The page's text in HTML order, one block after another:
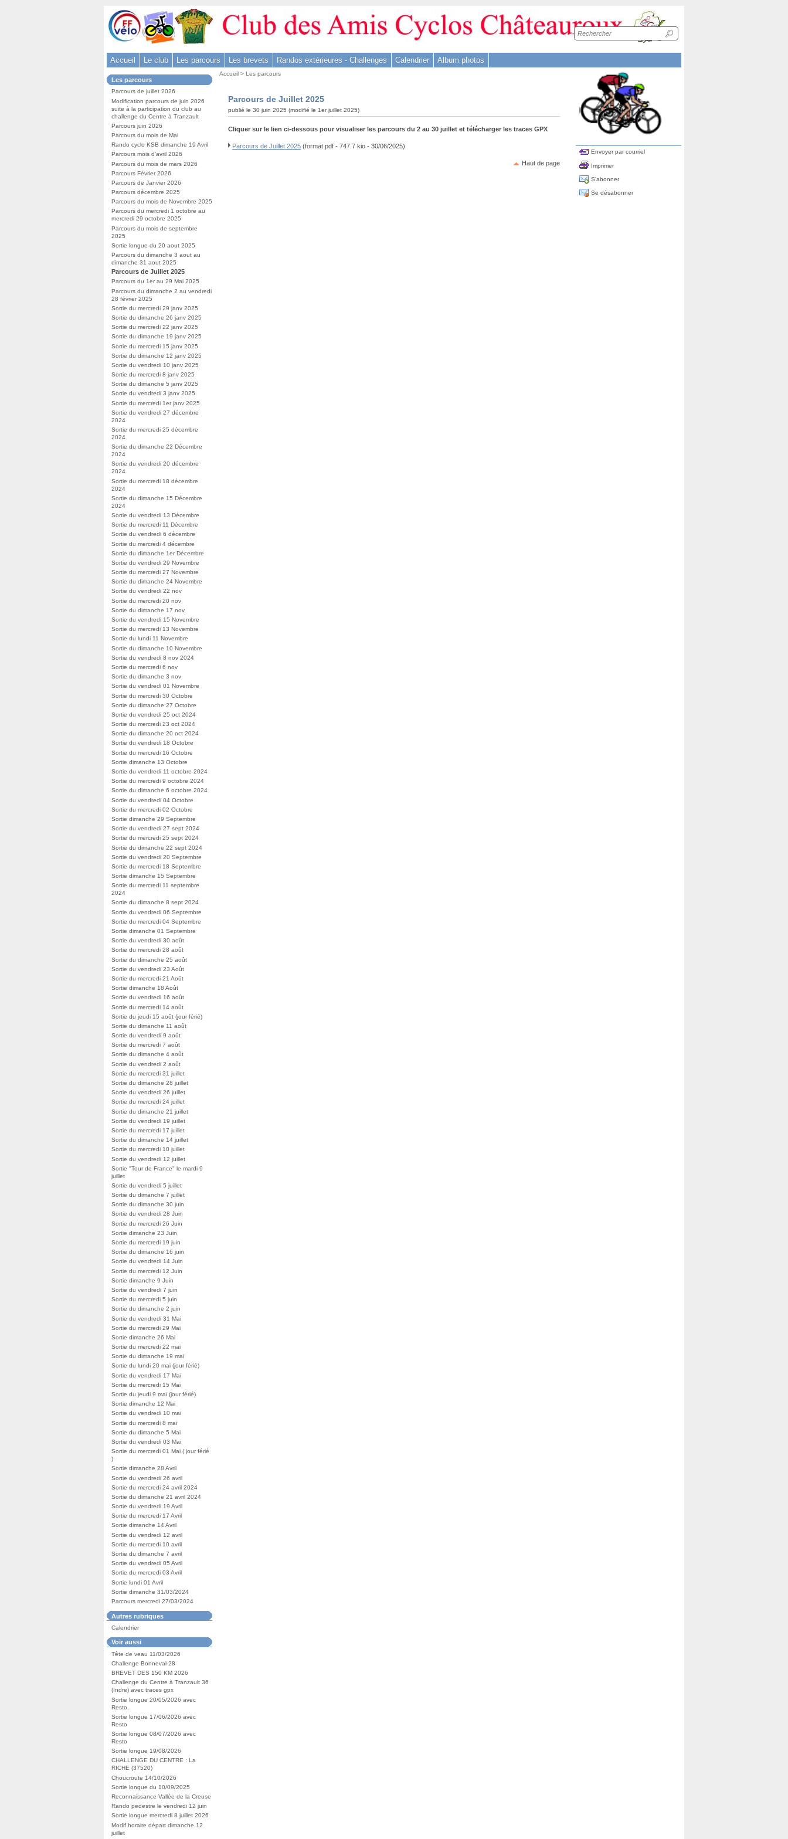
Recherche
sur
site
Accueil Le club Les parcours Les brevets Randos extérieures - Challenges Calendrier Album photos
Dans
la
rubrique
:
Les parcours
Parcours de juillet 2026
Modification parcours de juin 2026
suite à la participation du club au
challenge du Centre à Tranzault
Parcours juin 2026
Parcours du mois de Mai
Rando cyclo KSB dimanche 19 Avril
Parcours mois d’avril 2026
Parcours du mois de mars 2026
Parcours Février 2026
Parcours de Janvier 2026
Parcours décembre 2025
Parcours du mois de Novembre 2025
Parcours du mercredi 1 octobre au
mercredi 29 octobre 2025
Parcours du mois de septembre
2025
Sortie longue du 20 aout 2025
Parcours du dimanche 3 aout au
dimanche 31 aout 2025
Parcours de Juillet 2025
Parcours du 1er au 29 Mai 2025
Parcours du dimanche 2 au vendredi
28 février 2025
Sortie du mercredi 29 janv 2025
Sortie du dimanche 26 janv 2025
Sortie du mercredi 22 janv 2025
Sortie du dimanche 19 janv 2025
Sortie du mercredi 15 janv 2025
Sortie du dimanche 12 janv 2025
Sortie du vendredi 10 janv 2025
Sortie du mercredi 8 janv 2025
Sortie du dimanche 5 janv 2025
Sortie du vendredi 3 janv 2025
Sortie du mercredi 1er janv 2025
Sortie du vendredi 27 décembre
2024
Sortie du mercredi 25 décembre
2024
Sortie du dimanche 22 Décembre
2024
Sortie du vendredi 20 décembre
2024
Sortie du mercredi 18 décembre
2024
Sortie du dimanche 15 Décembre
2024
Sortie du vendredi 13 Décembre
Sortie du mercredi 11 Décembre
Sortie du vendredi 6 décembre
Sortie du mercredi 4 décembre
Sortie du dimanche 1er Décembre
Sortie du vendredi 29 Novembre
Sortie du mercredi 27 Novembre
Sortie du dimanche 24 Novembre
Sortie du vendredi 22 nov
Sortie du mercredi 20 nov
Sortie du dimanche 17 nov
Sortie du vendredi 15 Novembre
Sortie du mercredi 13 Novembre
Sortie du lundi 11 Novembre
Sortie du dimanche 10 Novembre
Sortie du vendredi 8 nov 2024
Sortie du mercredi 6 nov
Sortie du dimanche 3 nov
Sortie du vendredi 01 Novembre
Sortie du mercredi 30 Octobre
Sortie du dimanche 27 Octobre
Sortie du vendredi 25 oct 2024
Sortie du mercredi 23 oct 2024
Sortie du dimanche 20 oct 2024
Sortie du vendredi 18 Octobre
Sortie du mercredi 16 Octobre
Sortie dimanche 13 Octobre
Sortie du vendredi 11 octobre 2024
Sortie du mercredi 9 octobre 2024
Sortie du dimanche 6 octobre 2024
Sortie du vendredi 04 Octobre
Sortie du mercredi 02 Octobre
Sortie dimanche 29 Septembre
Sortie du vendredi 27 sept 2024
Sortie du mercredi 25 sept 2024
Sortie du dimanche 22 sept 2024
Sortie du vendredi 20 Septembre
Sortie du mercredi 18 Septembre
Sortie dimanche 15 Septembre
Sortie du mercredi 11 septembre
2024
Sortie du dimanche 8 sept 2024
Sortie du vendredi 06 Septembre
Sortie du mercredi 04 Septembre
Sortie dimanche 01 Septembre
Sortie du vendredi 30 août
Sortie du mercredi 28 août
Sortie du dimanche 25 août
Sortie du vendredi 23 Août
Sortie du mercredi 21 Août
Sortie dimanche 18 Août
Sortie du vendredi 16 août
Sortie du mercredi 14 août
Sortie du jeudi 15 août (jour férié)
Sortie du dimanche 11 août
Sortie du vendredi 9 août
Sortie du mercredi 7 août
Sortie du dimanche 4 août
Sortie du vendredi 2 août
Sortie du mercredi 31 juillet
Sortie du dimanche 28 juillet
Sortie du vendredi 26 juillet
Sortie du mercredi 24 juillet
Sortie du dimanche 21 juillet
Sortie du vendredi 19 juillet
Sortie du mercredi 17 juillet
Sortie du dimanche 14 juillet
Sortie du mercredi 10 juillet
Sortie du vendredi 12 juillet
Sortie "Tour de France" le mardi 9
juillet
Sortie du vendredi 5 juillet
Sortie du dimanche 7 juillet
Sortie du dimanche 30 juin
Sortie du vendredi 28 Juin
Sortie du mercredi 26 Juin
Sortie dimanche 23 Juin
Sortie du mercredi 19 juin
Sortie du dimanche 16 juin
Sortie du vendredi 14 Juin
Sortie du mercredi 12 Juin
Sortie dimanche 9 Juin
Sortie du vendredi 7 juin
Sortie du mercredi 5 juin
Sortie du dimanche 2 juin
Sortie du vendredi 31 Mai
Sortie du mercredi 29 Mai
Sortie dimanche 26 Mai
Sortie du mercredi 22 mai
Sortie du dimanche 19 mai
Sortie du lundi 20 mai (jour férié)
Sortie du vendredi 17 Mai
Sortie du mercredi 15 Mai
Sortie du jeudi 9 mai (jour férié)
Sortie dimanche 12 Mai
Sortie du vendredi 10 mai
Sortie du mercredi 8 mai
Sortie du dimanche 5 Mai
Sortie du vendredi 03 Mai
Sortie du mercredi 01 Mai ( jour férié
)
Sortie dimanche 28 Avril
Sortie du vendredi 26 avril
Sortie du mercredi 24 avril 2024
Sortie du dimanche 21 avril 2024
Sortie du vendredi 19 Avril
Sortie du mercredi 17 Avril
Sortie dimanche 14 Avril
Sortie du vendredi 12 avril
Sortie du mercredi 10 avril
Sortie du dimanche 7 avril
Sortie du vendredi 05 Avril
Sortie du mercredi 03 Avril
Sortie lundi 01 Avril
Sortie dimanche 31/03/2024
Parcours mercredi 27/03/2024
Autres rubriques
Calendrier
Voir aussi
Tête de veau 11/03/2026
Challenge Bonneval-28
BREVET DES 150 KM 2026
Challenge du Centre à Tranzault 36
(Indre) avec traces gpx
Sortie longue 20/05/2026 avec
Resto.
Sortie longue 17/06/2026 avec
Resto
Sortie longue 08/07/2026 avec
Resto
Sortie longue 19/08/2026
CHALLENGE DU CENTRE : La
RICHE (37520)
Choucroute 14/10/2026
Sortie longue du 10/09/2025
Reconnaissance Vallée de la Creuse
Rando pedestre le vendredi 12 juin
Sortie longue mercredi 8 juillet 2026
Modif horaire départ dimanche 12
juillet
Vous
Accueil >Les parcours
Parcours de Juillet 2025
publié le 30 juin 2025 (modifié le 1er juillet 2025)
Cliquer sur le lien ci-dessous pour visualiser les parcours du 2 au 30 juillet et télécharger les traces GPX
Parcours de Juillet 2025 (format pdf - 747.7 kio - 30/06/2025)
Haut de page
Envoyer par courriel
Imprimer
S'abonner
Se désabonner